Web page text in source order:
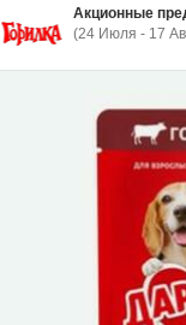
Акционные
(24 Июля - 17